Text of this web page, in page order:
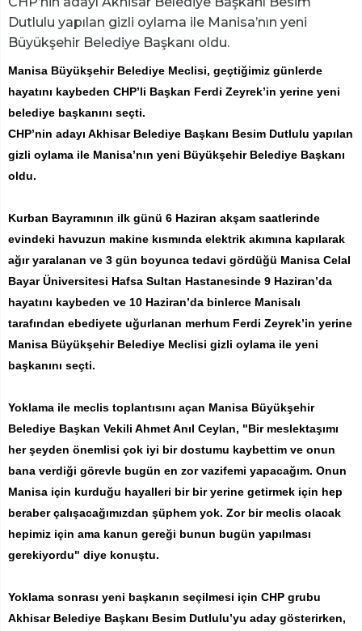
Dutlulu yapılan gizli oylama ile Manisa’nın yeni
Büyükşehir Belediye Başkanı oldu.
Manisa Büyükşehir Belediye Meclisi, geçtiğimiz günlerde
hayatını kaybeden CHP’li Başkan Ferdi Zeyrek’in yerine yeni
belediye başkanını seçti.
CHP’nin adayı Akhisar Belediye Başkanı Besim Dutlulu yapılan
gizli oylama ile Manisa’nın yeni Büyükşehir Belediye Başkanı
oldu.
Kurban Bayramının ilk günü 6 Haziran akşam saatlerinde
evindeki havuzun makine kısmında elektrik akımına kapılarak
ağır yaralanan ve 3 gün boyunca tedavi gördüğü Manisa Celal
Bayar Üniversitesi Hafsa Sultan Hastanesinde 9 Haziran’da
hayatını kaybeden ve 10 Haziran’da binlerce Manisalı
tarafından ebediyete uğurlanan merhum Ferdi Zeyrek’in yerine
Manisa Büyükşehir Belediye Meclisi gizli oylama ile yeni
başkanını seçti.
Yoklama ile meclis toplantısını açan Manisa Büyükşehir
Belediye Başkan Vekili Ahmet Anıl Ceylan, "Bir meslektaşımı
her şeyden önemlisi çok iyi bir dostumu kaybettim ve onun
bana verdiği görevle bugün en zor vazifemi yapacağım. Onun
Manisa için kurduğu hayalleri bir bir yerine getirmek için hep
beraber çalışacağımızdan şüphem yok. Zor bir meclis olacak
hepimiz için ama kanun gereği bunun bugün yapılması
gerekiyordu" diye konuştu.
Yoklama sonrası yeni başkanın seçilmesi için CHP grubu
Akhisar Belediye Başkanı Besim Dutlulu’yu aday gösterirken,